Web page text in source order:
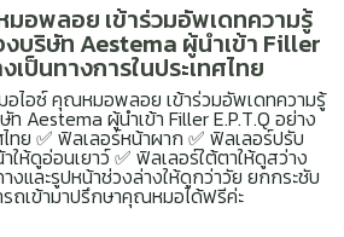
อพลอย เข้าร่วมอัพเดทความรู้
บริษัท Aestema ผู้นำเข้า Filler
เป็นทางการในประเทศไทย
อไอซ์ คุณหมอพลอย เข้าร่วมอัพเดทความรู้
Aestema ผู้นำเข้า Filler E.P.T.Q อย่าง
ไทย ✅ ฟิลเลอร์หน้าผาก ✅ ฟิลเลอร์ปรับ
ห้ดูอ่อนเยาว์ ✅ ฟิลเลอร์ใต้ตาให้ดูสว่าง
และรูปหน้าช่วงล่างให้ดูกว่าวัย ยกกระชับ
รถเข้ามาปรึกษาคุณหมอได้ฟรีค่ะ